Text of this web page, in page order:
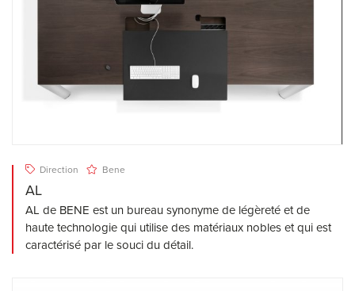
Direction Bene
AL
AL de BENE est un bureau synonyme de légèreté et de
haute technologie qui utilise des matériaux nobles et qui est
caractérisé par le souci du détail.